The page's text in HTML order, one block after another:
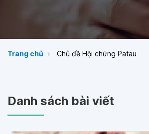
Trang chủ Chủ đề Hội chứng Patau
Danh sách bài viết